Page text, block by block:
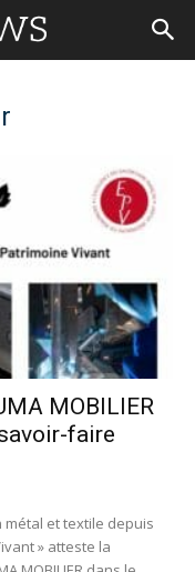
MOBILIER
faire
et textile depuis
» atteste la